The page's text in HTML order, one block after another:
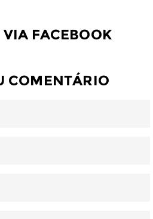
FACEBOOK
COMENTÁRIO